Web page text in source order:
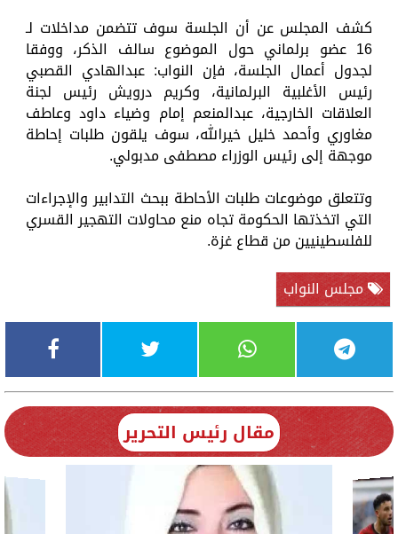
كشف المجلس عن أن الجلسة سوف تتضمن مداخلات لـ
16 عضو برلماني حول الموضوع سالف الذكر، ووفقا
لجدول أعمال الجلسة، فإن النواب: عبدالهادي القصبي
رئيس الأغلبية البرلمانية، وكريم درويش رئيس لجنة
العلاقات الخارجية، عبدالمنعم إمام وضياء داود وعاطف
مغاوري وأحمد خليل خيرالله، سوف يلقون طلبات إحاطة
موجهة إلى رئيس الوزراء مصطفى مدبولي.
وتتعلق موضوعات طلبات الأحاطة ببحث التدابير والإجراءات
التي اتخذتها الحكومة تجاه منع محاولات التهجير القسري
للفلسطينيين من قطاع غزة.
مجلس النواب
مقال رئيس التحرير